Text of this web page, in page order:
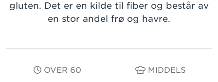
gluten. Det er en kilde til fiber og består av
en stor andel frø og havre.
OVER 60 MIDDELS